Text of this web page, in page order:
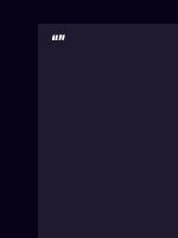
“”